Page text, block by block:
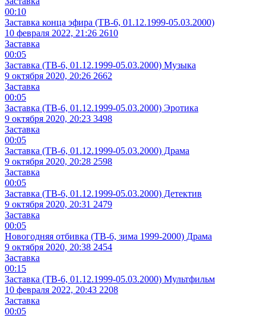
00:10
Заставка конца эфира (ТВ-6, 01.12.1999-05.03.2000)
10 февраля 2022, 21:26 2610
Заставка
00:05
Заставка (ТВ-6, 01.12.1999-05.03.2000) Музыка
9 октября 2020, 20:26 2662
Заставка
00:05
Заставка (ТВ-6, 01.12.1999-05.03.2000) Эротика
9 октября 2020, 20:23 3498
Заставка
00:05
Заставка (ТВ-6, 01.12.1999-05.03.2000) Драма
9 октября 2020, 20:28 2598
Заставка
00:05
Заставка (ТВ-6, 01.12.1999-05.03.2000) Детектив
9 октября 2020, 20:31 2479
Заставка
00:05
Новогодняя отбивка (ТВ-6, зима 1999-2000) Драма
9 октября 2020, 20:38 2454
Заставка
00:15
Заставка (ТВ-6, 01.12.1999-05.03.2000) Мультфильм
10 февраля 2022, 20:43 2208
Заставка
00:05